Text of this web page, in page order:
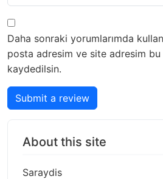
Daha sonraki yorumlarımda
posta adresim ve site adresim bu
kaydedilsin.
Submit a review
About this site
Saraydis